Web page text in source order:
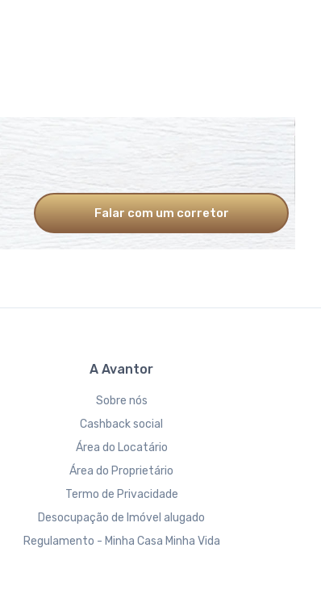
Falar com um corretor
A Avantor
Sobre nós
Cashback social
Área do Locatário
Área do Proprietário
Termo de Privacidade
Desocupação de Imóvel alugado
Regulamento - Minha Casa Minha Vida